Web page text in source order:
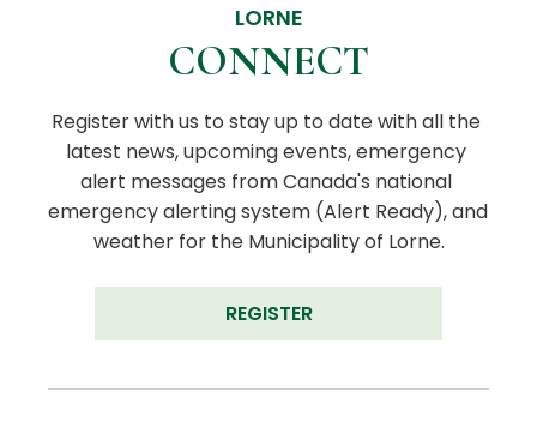
LORNE
CONNECT
Register with us to stay up to date with all the
latest news, upcoming events, emergency
alert messages from Canada's national
emergency alerting system (Alert Ready), and
weather for the Municipality of Lorne.
REGISTER